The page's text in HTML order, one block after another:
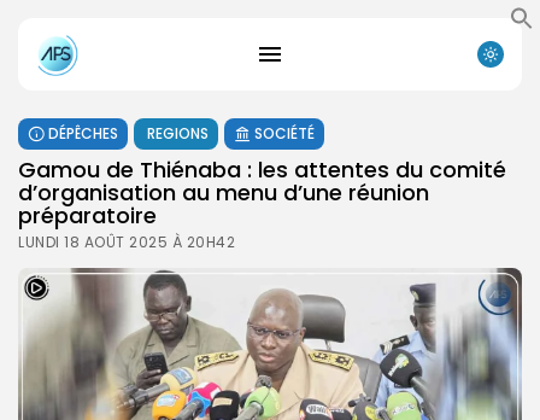
DÉPÊCHES REGIONS SOCIÉTÉ
Gamou de Thiénaba : les attentes du comité
d’organisation au menu d’une réunion
préparatoire
LUNDI 18 AOÛT 2025 À 20H42